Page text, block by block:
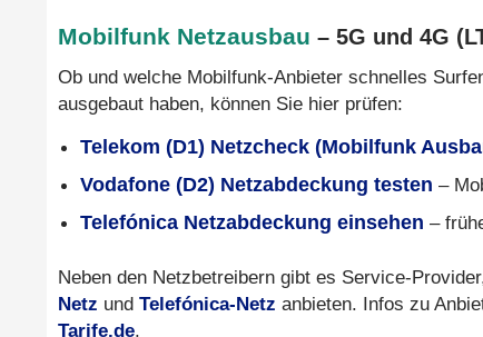
Mobilfunk Netzausbau – 5G und 4G
Ob und welche Mobilfunk-Anbieter schnelles
ausgebaut haben, können Sie hier prüfen:
Telekom (D1) Netzcheck (Mobilfunk
Vodafone (D2) Netzabdeckung testen –
Telefónica Netzabdeckung einsehen –
Neben den Netzbetreibern gibt es Service-
Netz und Telefónica-Netz anbieten. Infos zu
Tarife.de.